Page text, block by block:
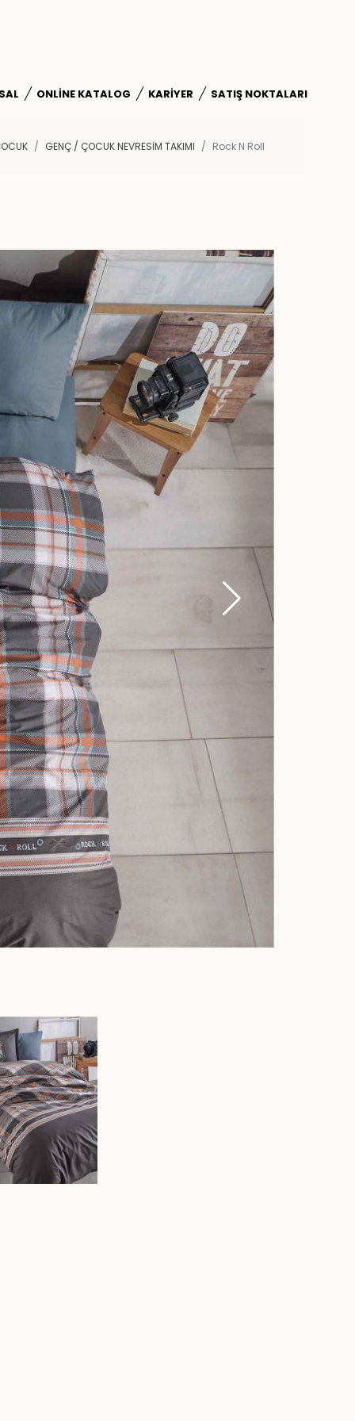
ONLINE KATALOG KARIYER SATIŞ NOKTALARI
GENÇ / ÇOCUK NEVRESIM TAKIMI Rock N Roll